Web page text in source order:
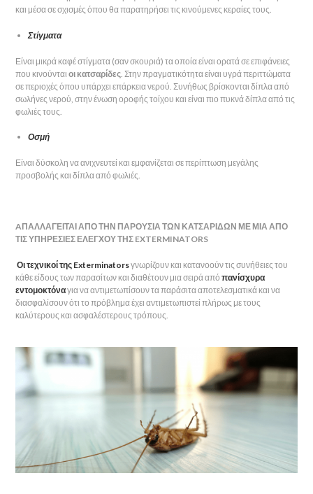
και μέσα σε σχισμές όπου θα παρατηρήσει τις κινούμενες κεραίες τους.
Στίγματα
Είναι μικρά καφέ στίγματα (σαν σκουριά) τα οποία είναι ορατά σε επιφάνειες
που κινούνταιοι κατσαρίδες . Στην πραγματικότητα είναι υγρά περιττώματα
σε περιοχές όπου υπάρχει επάρκεια νερού. Συνήθως βρίσκονται δίπλα από
σωλήνες νερού, στην ένωση οροφής τοίχου και είναι πιο πυκνά δίπλα από τις
φωλιές τους.
Οσμή
Είναι δύσκολη να ανιχνευτεί και εμφανίζεται σε περίπτωση μεγάλης
προσβολής και δίπλα από φωλιές.
AΠΑΛΛΑΓΕΙΤΑΙ ΑΠΟ ΤΗΝ ΠΑΡΟΥΣΙΑ ΤΩΝ ΚΑΤΣΑΡΙΔΩΝ ΜΕ ΜΙΑ ΑΠΟ
ΤΙΣ ΥΠΗΡΕΣΙΕΣ ΕΛΕΓΧΟΥ ΤΗΣ EXTERMINATORS
Οι τεχνικοί της Exterminatorsγνωρίζουν και κατανοούν τις συνήθειες του
κάθε είδους των παρασίτων και διαθέτουν μια σειρά απόπανίσχυρα
εντομοκτόναγια να αντιμετωπίσουν τα παράσιτα αποτελεσματικά και να
διασφαλίσουν ότι το πρόβλημα έχει αντιμετωπιστεί πλήρως με τους
καλύτερους και ασφαλέστερους τρόπους.